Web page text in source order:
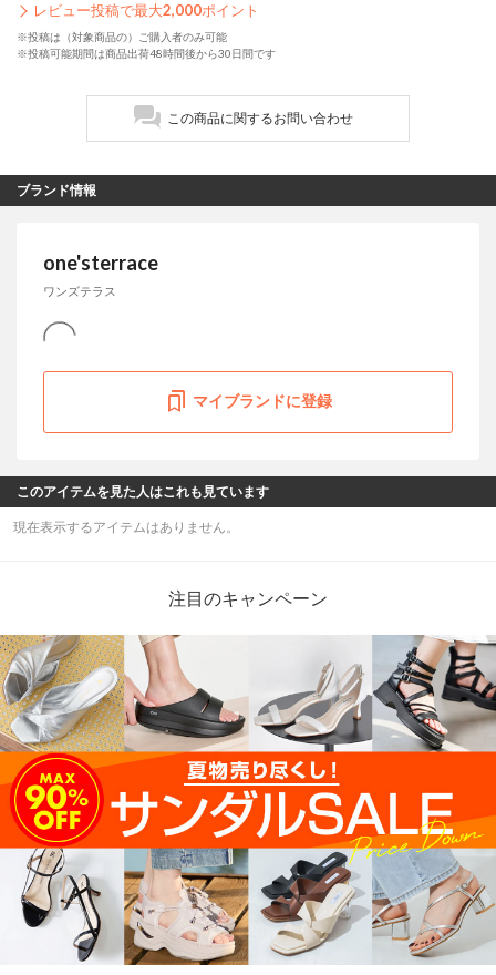
レビュー投稿で最大2,000ポイント
※投稿は（対象商品の）ご購入者のみ可能
※投稿可能期間は商品出荷48時間後から30日間です
この商品に関するお問い合わせ
ブランド情報
one'sterrace
ワンズテラス
マイブランドに登録
このアイテムを見た人はこれも見ています
現在表示するアイテムはありません。
注目のキャンペーン